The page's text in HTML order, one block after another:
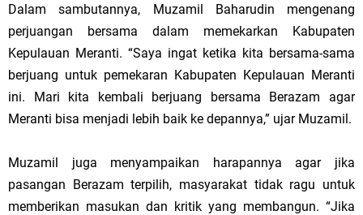
Dalam sambutannya, Muzamil Baharudin mengenang
perjuangan bersama dalam memekarkan Kabupaten
Kepulauan Meranti. “Saya ingat ketika kita bersama-sama
berjuang untuk pemekaran Kabupaten Kepulauan Meranti
ini. Mari kita kembali berjuang bersama Berazam agar
Meranti bisa menjadi lebih baik ke depannya,” ujar Muzamil.
Muzamil juga menyampaikan harapannya agar jika
pasangan Berazam terpilih, masyarakat tidak ragu untuk
memberikan masukan dan kritik yang membangun. “Jika